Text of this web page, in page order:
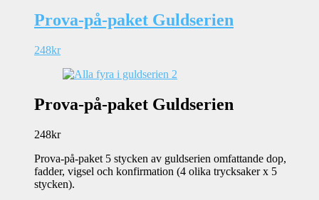
Prova-på-paket Guldserien
248kr
Prova-på-paket Guldserien
248kr
Prova-på-paket 5 stycken av guldserien omfattande dop,
fadder, vigsel och konfirmation (4 olika trycksaker x 5
stycken).